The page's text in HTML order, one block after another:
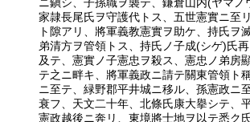
家隷長尾氏ヲ守護代トス、五世憲實ニ至
ト隙アリ、將軍義教憲實ヲ助ケ、持氏ヲ
弟清方ヲ管領トス、持氏ノ子成(シゲ)氏
及テ、憲實ノ子憲忠ヲ殺ス、憲忠ノ弟房
テ之ニ畔キ、將軍義政ニ請テ關東管領ト
ニ至テ、緑野郡平井城ニ移ル、孫憲政ニ
衰フ、天文二十年、北條氏康大擧シテ、
憲政越後ニ奔リ、東境將士地ヲ以テ悉ク